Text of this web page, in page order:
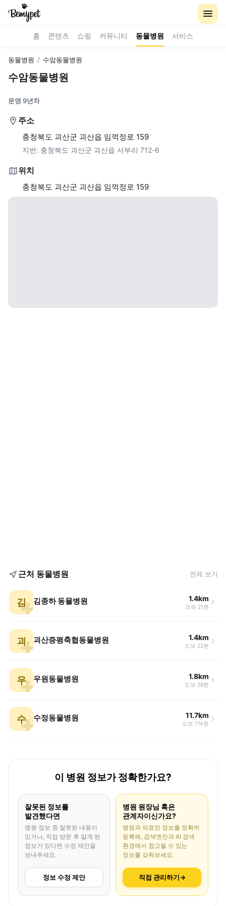
홈 콘텐츠 쇼핑 커뮤니티 동물병원 서비스
동물병원 / 수암동물병원
수암동물병원
운영 9년차
주소
충청북도 괴산군 괴산읍 임꺽정로 159
지번: 충청북도 괴산군 괴산읍 서부리 712-6
위치
충청북도 괴산군 괴산읍 임꺽정로 159
근처 동물병원 전체 보기
김 김종하 동물병원 1.4km
도보 21분
괴 괴산증평축협동물병원 1.4km
도보 22분
우 우원동물병원 1.8km
도보 28분
수 수정동물병원 11.7km
도보 174분
이 병원 정보가 정확한가요?
잘못된 정보를
발견했다면
병원 정보 중 잘못된 내용이
있거나, 직접 방문 후 알게 된
정보가 있다면 수정 제안을
보내주세요.
정보 수정 제안
병원 원장님 혹은
관계자이신가요?
병원과 의료진 정보를 정확히
등록해, 검색엔진과 AI 검색
환경에서 참고될 수 있는
정보를 갖춰보세요.
직접 관리하기→